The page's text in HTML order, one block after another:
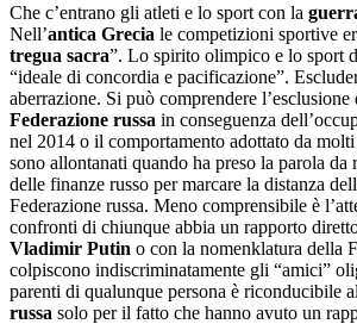
Che c’entrano gli atleti e lo sport con la
Nell’antica Grecia le competizioni sportive
tregua sacra”. Lo spirito olimpico e lo sport
“ideale di concordia e pacificazione”.
aberrazione. Si può comprendere l’esclusione
Federazione russa in conseguenza
nel 2014 o il comportamento adottato da molti
sono allontanati quando ha preso la parola
delle finanze russo per marcare la distanza
Federazione russa. Meno comprensibile è
confronti di chiunque abbia un rapporto
Vladimir Putin o con la nomenklatura della
colpiscono indiscriminatamente gli “amici”
parenti di qualunque persona è riconducibile
russa solo per il fatto che hanno avuto un